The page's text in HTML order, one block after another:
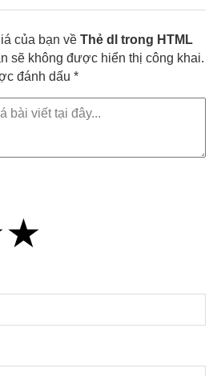
của bạn về Thẻ dl trong HTML
sẽ không được hiển thị công khai.
đánh dấu *
★